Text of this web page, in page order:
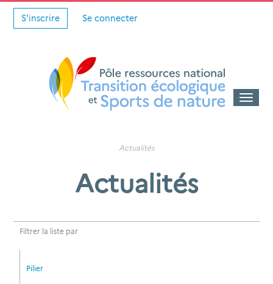
S'inscrire Se connecter
Toggle
Actualités
Actualités
Filtrer la liste par
Pilier